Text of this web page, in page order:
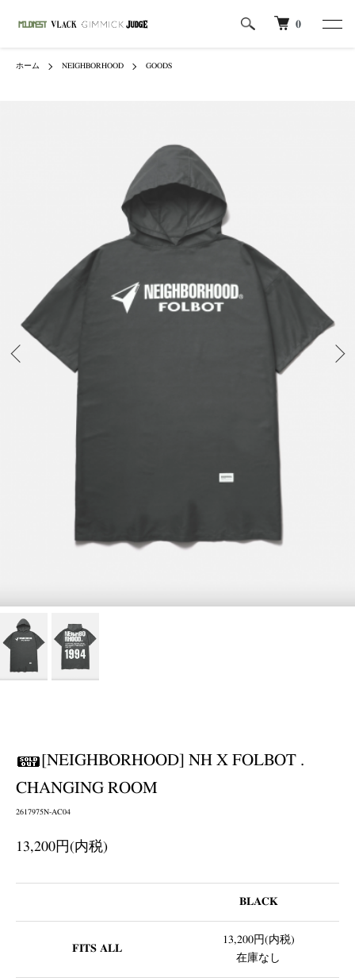
0
ホーム NEIGHBORHOOD GOODS
[NEIGHBORHOOD] NH X FOLBOT .
CHANGING ROOM
2617975N-AC04
13,200円(内税)
BLACK
FITS ALL
13,200円(内税)
在庫なし